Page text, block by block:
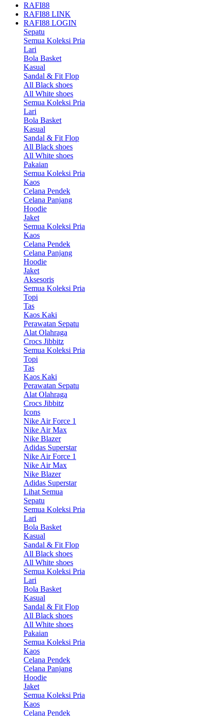
RAFI88
RAFI88 LINK
RAFI88 LOGIN
Sepatu
Semua Koleksi Pria
Lari
Bola Basket
Kasual
Sandal & Fit Flop
All Black shoes
All White shoes
Semua Koleksi Pria
Lari
Bola Basket
Kasual
Sandal & Fit Flop
All Black shoes
All White shoes
Pakaian
Semua Koleksi Pria
Kaos
Celana Pendek
Celana Panjang
Hoodie
Jaket
Semua Koleksi Pria
Kaos
Celana Pendek
Celana Panjang
Hoodie
Jaket
Aksesoris
Semua Koleksi Pria
Topi
Tas
Kaos Kaki
Perawatan Sepatu
Alat Olahraga
Crocs Jibbitz
Semua Koleksi Pria
Topi
Tas
Kaos Kaki
Perawatan Sepatu
Alat Olahraga
Crocs Jibbitz
Icons
Nike Air Force 1
Nike Air Max
Nike Blazer
Adidas Superstar
Nike Air Force 1
Nike Air Max
Nike Blazer
Adidas Superstar
Lihat Semua
Sepatu
Semua Koleksi Pria
Lari
Bola Basket
Kasual
Sandal & Fit Flop
All Black shoes
All White shoes
Semua Koleksi Pria
Lari
Bola Basket
Kasual
Sandal & Fit Flop
All Black shoes
All White shoes
Pakaian
Semua Koleksi Pria
Kaos
Celana Pendek
Celana Panjang
Hoodie
Jaket
Semua Koleksi Pria
Kaos
Celana Pendek